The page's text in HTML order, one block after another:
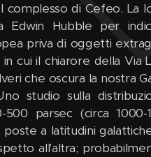
complesso di Cefeo. La
Edwin Hubble per
priva di oggetti
cui il chiarore della Via
che oscura la nostra
studio sulla
500 parsec (circa
a latitudini
all'altra;